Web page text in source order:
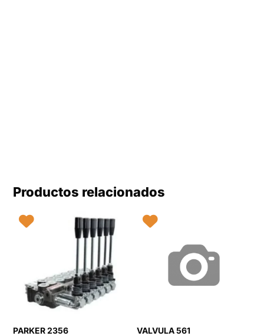
Productos relacionados
PARKER 2356 VALVULA 561